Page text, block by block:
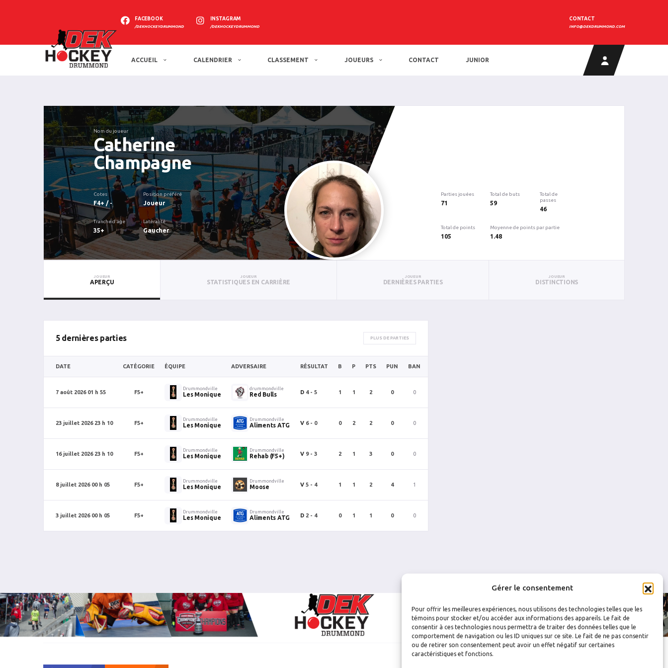
Gérer le consentement
Pour offrir les meilleures expériences, nous utilisons des technologies telles que les
témoins pour stocker et/ou accéder aux informations des appareils. Le fait de
consentir à ces technologies nous permettra de traiter des données telles que le
comportement de navigation ou les ID uniques sur ce site. Le fait de ne pas consentir
ou de retirer son consentement peut avoir un effet négatif sur certaines
caractéristiques et fonctions.
FACEBOOK
/DEKHOCKEYDRUMMOND
INSTAGRAM
/DEKHOCKEYDRUMMOND
CONTACT
INFO@DEKDRUMMOND.COM
ACCUEIL CALENDRIER CLASSEMENT JOUEURS CONTACT JUNIOR
Nom du joueur
Catherine
Champagne
Cotes
F4+ / -
Position préféré
Joueur
Tranche d'âge
35+
Latéralité
Gaucher
Parties jouées
71
Total de buts
59
Total de
passes
46
Total de points
105
Moyenne de points par partie
1.48
JOUEUR
APERÇU
JOUEUR
STATISTIQUES EN CARRIÈRE
JOUEUR
DERNIÈRES PARTIES
JOUEUR
DISTINCTIONS
5 dernières parties PLUS DE PARTIES
DATE CATÉGORIE ÉQUIPE ADVERSAIRE RÉSULTAT B P PTS PUN BAN
7 août 2026 01 h 55 F5+
Drummondville
Les Monique
drummondville
Red Bulls D 4 - 5 1 1 2 0 0
23 juillet 2026 23 h 10 F5+
Drummondville
Les Monique
Drummondville
Aliments ATG V 6 - 0 0 2 2 0 0
16 juillet 2026 23 h 10 F5+
Drummondville
Les Monique
Drummondville
Rehab (F5+) V 9 - 3 2 1 3 0 0
8 juillet 2026 00 h 05 F5+
Drummondville
Les Monique
Drummondville
Moose V 5 - 4 1 1 2 4 1
3 juillet 2026 00 h 05 F5+
Drummondville
Les Monique
Drummondville
Aliments ATG D 2 - 4 0 1 1 0 0